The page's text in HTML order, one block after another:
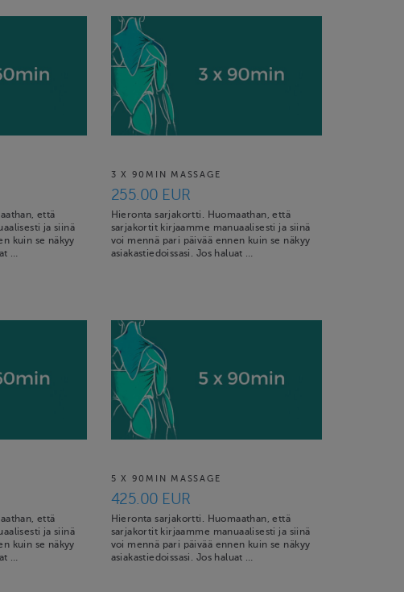
että
ja siinä
kuin se näkyy
…
3 X 90MIN MASSAGE
255.00 EUR
Hieronta sarjakortti. Huomaathan, että
sarjakortit kirjaamme manuaalisesti ja siinä
voi mennä pari päivää ennen kuin se näkyy
asiakastiedoissasi. Jos haluat …
että
ja siinä
kuin se näkyy
…
5 X 90MIN MASSAGE
425.00 EUR
Hieronta sarjakortti. Huomaathan, että
sarjakortit kirjaamme manuaalisesti ja siinä
voi mennä pari päivää ennen kuin se näkyy
asiakastiedoissasi. Jos haluat …